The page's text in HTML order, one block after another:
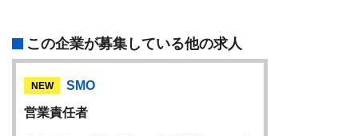
この企業が募集している他の求人
NEW
SMO
営業責任者